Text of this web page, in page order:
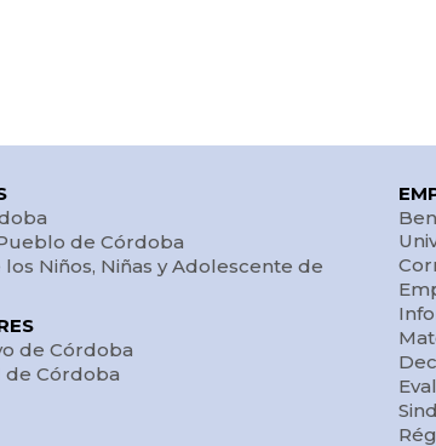
de Córdoba
Niños, Niñas y Adolescente de
de Córdoba
de Córdoba